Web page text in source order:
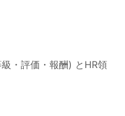
・評価・報酬) とHR領